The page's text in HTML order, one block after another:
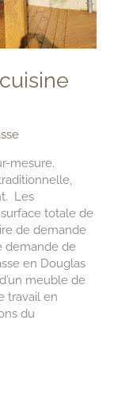
mesure.
Les
totale de
de demande
demande de
en Douglas
meuble de
travail en
du